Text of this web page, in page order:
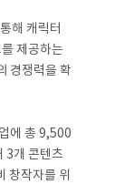
해 캐릭터
제공하는
경쟁력을 확
에 총 9,500
3개 콘텐츠
창작자를 위